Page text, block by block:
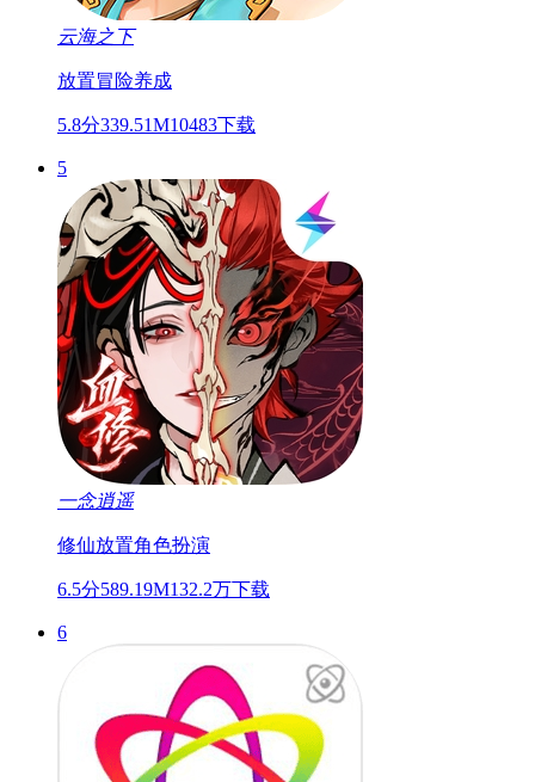
云海之下
放置冒险养成
5.8分339.51M10483下载
5
一念逍遥
修仙放置角色扮演
6.5分589.19M132.2万下载
6